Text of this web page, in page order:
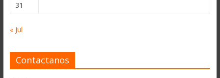
31
« Jul
Contactanos